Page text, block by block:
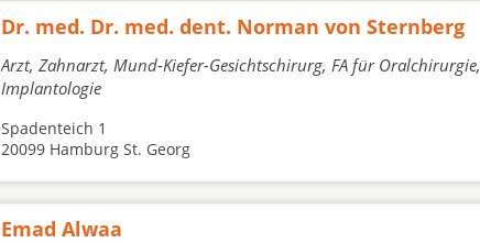
Dr. med. Dr. med. dent. Norman von Sternberg
Arzt, Zahnarzt, Mund-Kiefer-Gesichtschirurg, FA für Oralchirurgie,
Implantologie
Spadenteich 1
20099 Hamburg St. Georg
Emad Alwaa